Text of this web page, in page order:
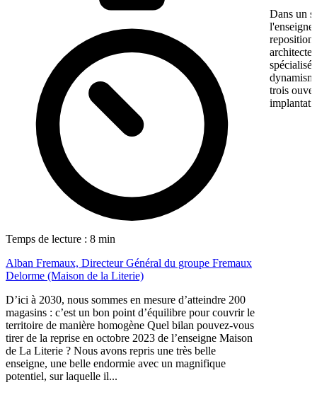
Temps de lecture : 8 min
Alban Fremaux, Directeur Général du groupe Fremaux
Delorme (Maison de la Literie)
D’ici à 2030, nous sommes en mesure d’atteindre 200
magasins : c’est un bon point d’équilibre pour couvrir le
territoire de manière homogène Quel bilan pouvez-vous
tirer de la reprise en octobre 2023 de l’enseigne Maison
de La Literie ? Nous avons repris une très belle
enseigne, une belle endormie avec un magnifique
potentiel, sur laquelle il...
Dans un
l'enseigne
spécialisé
trois